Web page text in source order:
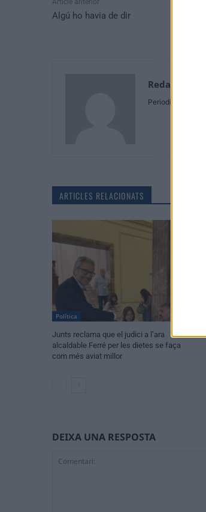
Article anterior
Algú ho havia de dir
Redaccio
Periodistes
ARTICLES RELACIONATS
Política
Junts reclama que el judici a l’ara
alcaldable Ferré per les dietes se faça
com més aviat millor
DEIXA UNA RESPOSTA